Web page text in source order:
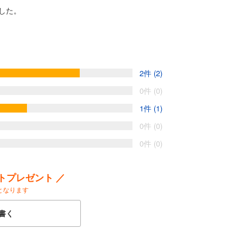
。
おひとり死」を詳報します。また、おひとり死で身内を亡くした家
2件 (2)
0件 (0)
1件 (1)
0件 (0)
0件 (0)
プレゼント ／
なります
く